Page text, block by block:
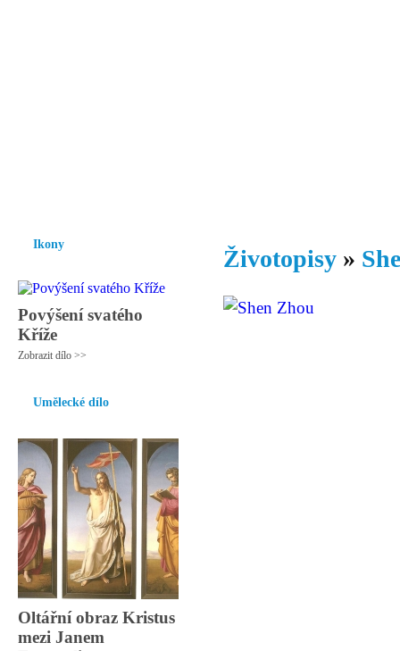
Ikony
Povýšení svatého
Kříže
Zobrazit dílo >>
Umělecké dílo
Oltářní obraz Kristus
mezi Janem
Životopisy »